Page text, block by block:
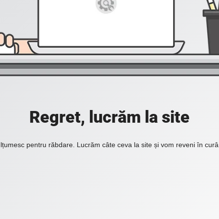
Regret, lucrăm la site
pentru răbdare. Lucrăm câte ceva la site și vom reveni în